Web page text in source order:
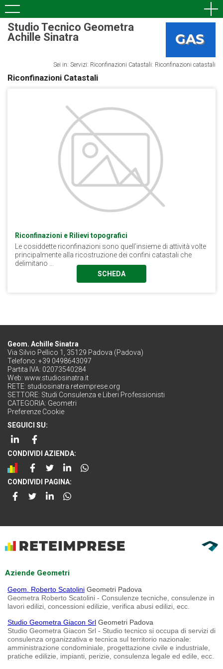
Studio Tecnico Geometra
Achille Sinatra
Sei in: Servizi: Riconfinazioni Catastali: Riconfinazioni catastali
Riconfinazioni Catastali
Riconfinazioni e Rilievi topografici
Le cosiddette riconfinazioni sono quell’insieme di attività volte
principalmente alla ricostruzione dei confini catastali che
delimitano ...
SCHEDA
Geom. Achille Sinatra
Via Silvio Pellico 1, 35129 Padova (Padova)
Telefono: +39 0498643097
Partita IVA: 02073540284
Web: www.studiosinatra.it
RETE: studiosinatra.reteimprese.org
SETTORE: Studi Consulenza e Liberi Professionisti
CATEGORIA: Geometri
Preferenze Cookie
SEGUICI SU:
CONDIVIDI AZIENDA:
CONDIVIDI PAGINA:
Aziende Geometri
Geom. Roberto Scatolini Geometri Padova
Geometra Roberto Scatolini - Consulenze tecniche, consulenze in
lavori edilizi, concessioni edilizie, verifica abusi edilizi, ecc.
Studio Geometra Giacon Srl Geometri Padova
Studio Geometra Giacon Srl - Studio tecnico si occupa di servizi di
consulenza organizzativa e tecnica sul territorio nazionale:
amministrazione condominiale, progettazione civile e industriale,
pratiche edilizie, impianti, perizie, consulenza legale ed edile, ecc.